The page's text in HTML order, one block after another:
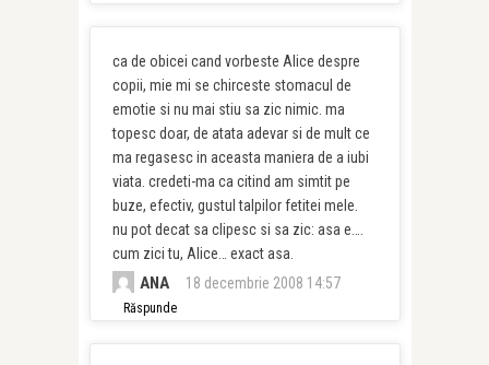
ca de obicei cand vorbeste Alice despre
copii, mie mi se chirceste stomacul de
emotie si nu mai stiu sa zic nimic. ma
topesc doar, de atata adevar si de mult ce
ma regasesc in aceasta maniera de a iubi
viata. credeti-ma ca citind am simtit pe
buze, efectiv, gustul talpilor fetitei mele.
nu pot decat sa clipesc si sa zic: asa e….
cum zici tu, Alice… exact asa.
ANA 18 decembrie 2008 14:57
Răspunde